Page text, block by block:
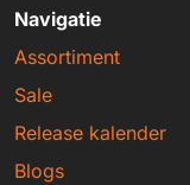
Navigatie
Assortiment
Sale
Release kalender
Blogs